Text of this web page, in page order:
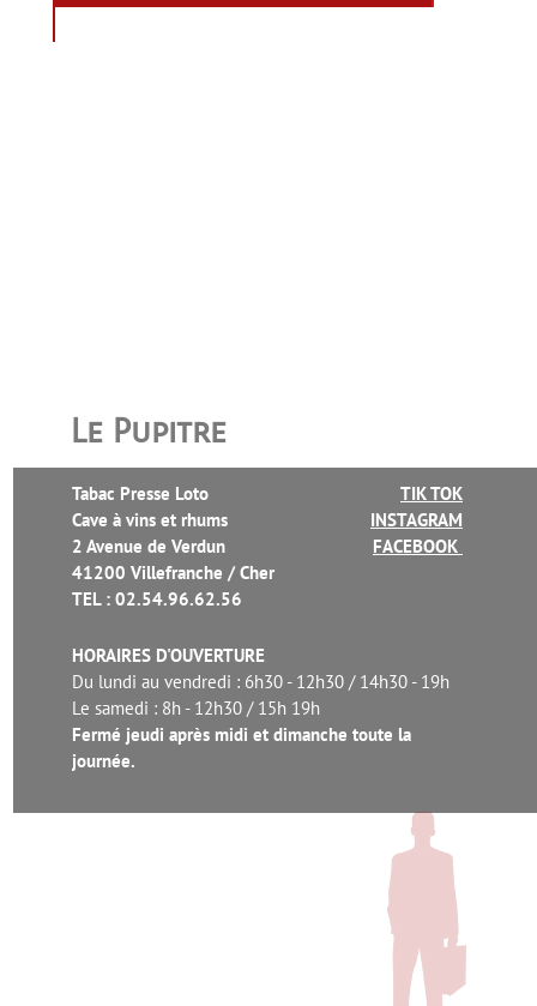
Le Pupitre
Tabac Presse Loto
Cave à vins et rhums
2 Avenue de Verdun
41200 Villefranche / Cher
TEL : 02.54.96.62.56
TIK TOK
INSTAGRAM
FACEBOOK
HORAIRES D'OUVERTURE
Du lundi au vendredi : 6h30 - 12h30 / 14h30 - 19h
Le samedi : 8h - 12h30 / 15h 19h
Fermé jeudi après midi et dimanche toute la
journée.